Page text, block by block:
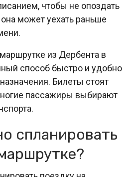
чтобы не опоздать
может уехать раньше
из Дербента в
способ быстро и удобно
Билеты стоят
пассажиры выбирают
спланировать